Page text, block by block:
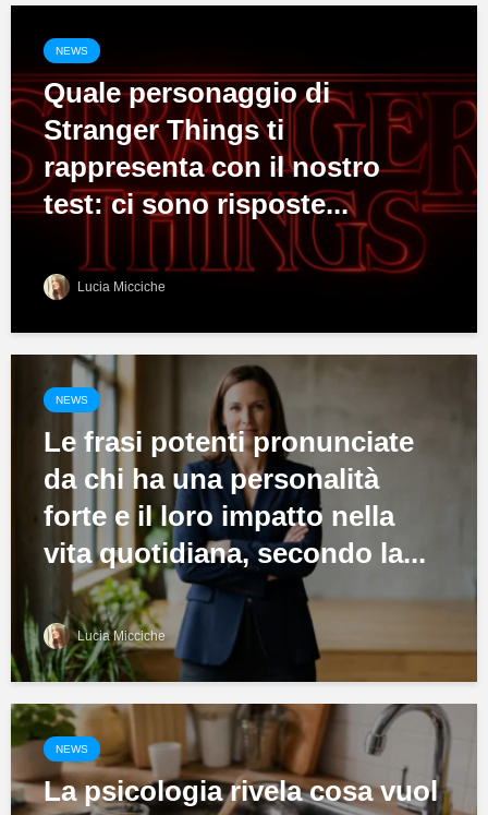
NEWS
Quale personaggio di
Stranger Things ti
rappresenta con il nostro
test: ci sono risposte...
Lucia Micciche
NEWS
Le frasi potenti pronunciate
da chi ha una personalità
forte e il loro impatto nella
vita quotidiana, secondo la...
Lucia Micciche
NEWS
La psicologia rivela cosa vuol